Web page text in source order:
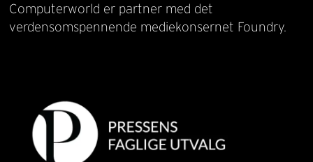
Computerworld er partner med det
verdensomspennende mediekonsernet Foundry.